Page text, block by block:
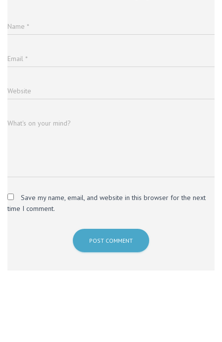
Name *
Email *
Website
What's on your mind?
Save my name, email, and website in this browser for the next
time I comment.